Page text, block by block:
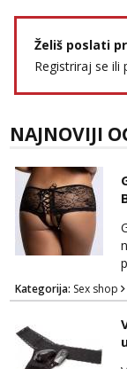
Želiš poslati
Registriraj se ili
NAJNOVIJI
Kategorija: Sex shop